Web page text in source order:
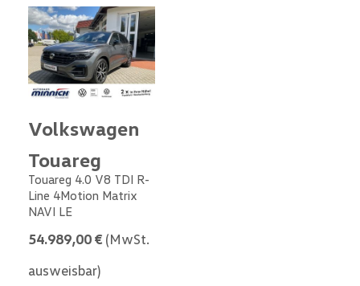
Volkswagen
Touareg
Touareg 4.0 V8 TDI R-
Line 4Motion Matrix
NAVI LE
54.989,00 € (MwSt.
ausweisbar)